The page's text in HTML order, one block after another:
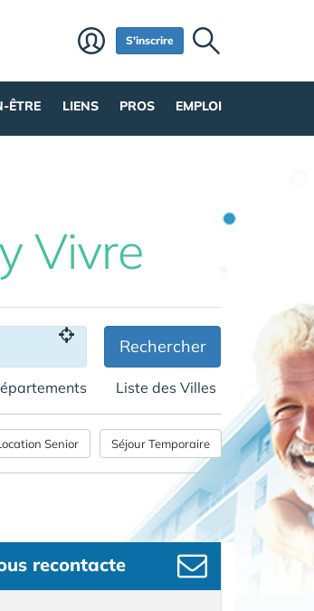
S'inscrire
ÊTRE LIENS PROS EMPLOI
Vivre
Rechercher
Liste des Villes
Senior Séjour Temporaire
recontacte